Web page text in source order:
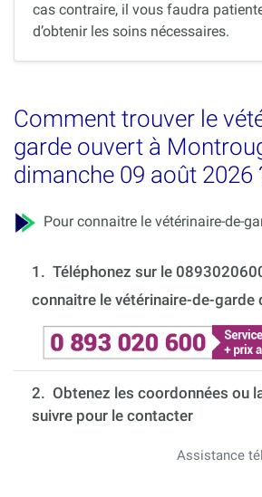
cas contraire, il vous faudra
d’obtenir les soins nécessaires.
Comment trouver le
garde ouvert à
dimanche 09 août 2026
Pour connaitre le vétérinaire-de-
1. Téléphonez sur le
connaitre le vétérinaire-de-garde
2. Obtenez les coordonnées ou
suivre pour le contacter
Assistance